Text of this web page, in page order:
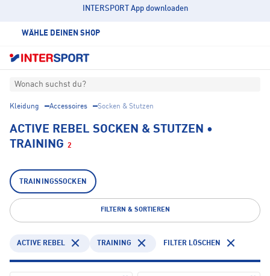
INTERSPORT App downloaden
WÄHLE DEINEN SHOP
Wonach suchst du?
Kleidung Accessoires Socken & Stutzen
ACTIVE REBEL SOCKEN & STUTZEN •
TRAINING 2
TRAININGSSOCKEN
FILTERN & SORTIEREN
ACTIVE REBEL TRAINING FILTER LÖSCHEN